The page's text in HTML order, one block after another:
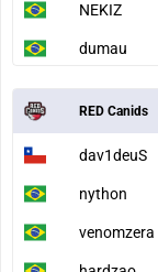
NEKIZ
dumau
RED Canids
dav1deuS
nython
venomzera